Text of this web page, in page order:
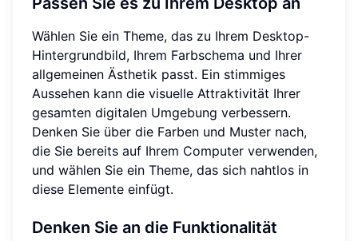
Wählen Sie ein Theme, das zu Ihrem Desktop-
Hintergrundbild, Ihrem Farbschema und Ihrer
allgemeinen Ästhetik passt. Ein stimmiges
Aussehen kann die visuelle Attraktivität Ihrer
gesamten digitalen Umgebung verbessern.
Denken Sie über die Farben und Muster nach,
die Sie bereits auf Ihrem Computer verwenden,
und wählen Sie ein Theme, das sich nahtlos in
diese Elemente einfügt.
Denken Sie an die Funktionalität